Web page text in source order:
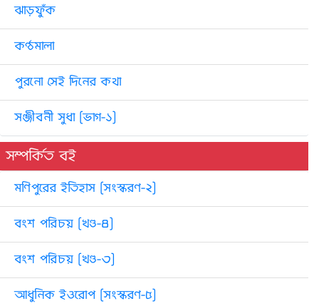
ঝাড়ফুঁক
কণ্ঠমালা
পুরনো সেই দিনের কথা
সঞ্জীবনী সুধা [ভাগ-১]
সম্পর্কিত বই
মণিপুরের ইতিহাস [সংস্করণ-২]
বংশ পরিচয় [খণ্ড-৪]
বংশ পরিচয় [খণ্ড-৩]
আধুনিক ইওরোপ [সংস্করণ-৫]